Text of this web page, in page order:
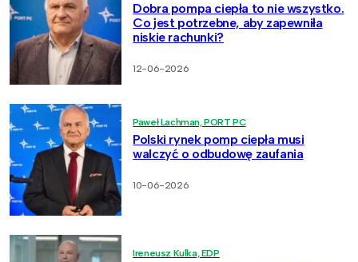
Dobra pompa ciepła to nie wszystko.
Co jest potrzebne, aby zapewniła
niskie rachunki?
12-06-2026
Paweł Lachman, PORT PC
Polski rynek pomp ciepła musi
walczyć o odbudowę zaufania
10-06-2026
Ireneusz Kulka, EDP